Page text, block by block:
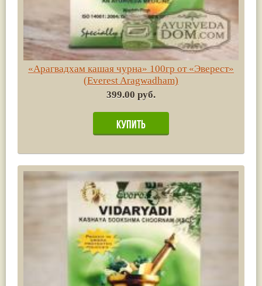
«Арагвадхам кашая чурна» 100гр от «Эверест»
(Everest Aragwadham)
399.00 руб.